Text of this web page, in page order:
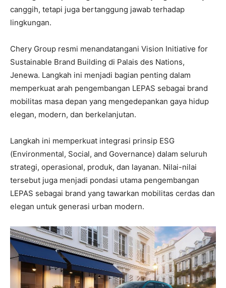
canggih, tetapi juga bertanggung jawab terhadap
lingkungan.
Chery Group resmi menandatangani Vision Initiative for
Sustainable Brand Building di Palais des Nations,
Jenewa. Langkah ini menjadi bagian penting dalam
memperkuat arah pengembangan LEPAS sebagai brand
mobilitas masa depan yang mengedepankan gaya hidup
elegan, modern, dan berkelanjutan.
Langkah ini memperkuat integrasi prinsip ESG
(Environmental, Social, and Governance) dalam seluruh
strategi, operasional, produk, dan layanan. Nilai-nilai
tersebut juga menjadi pondasi utama pengembangan
LEPAS sebagai brand yang tawarkan mobilitas cerdas dan
elegan untuk generasi urban modern.